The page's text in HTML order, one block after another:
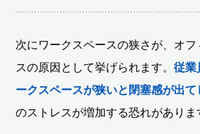
次にワークスペースの狭さが、オ
スの原因として挙げられます。従業
ークスペースが狭いと閉塞感が出て
のストレスが増加する恐れがありま